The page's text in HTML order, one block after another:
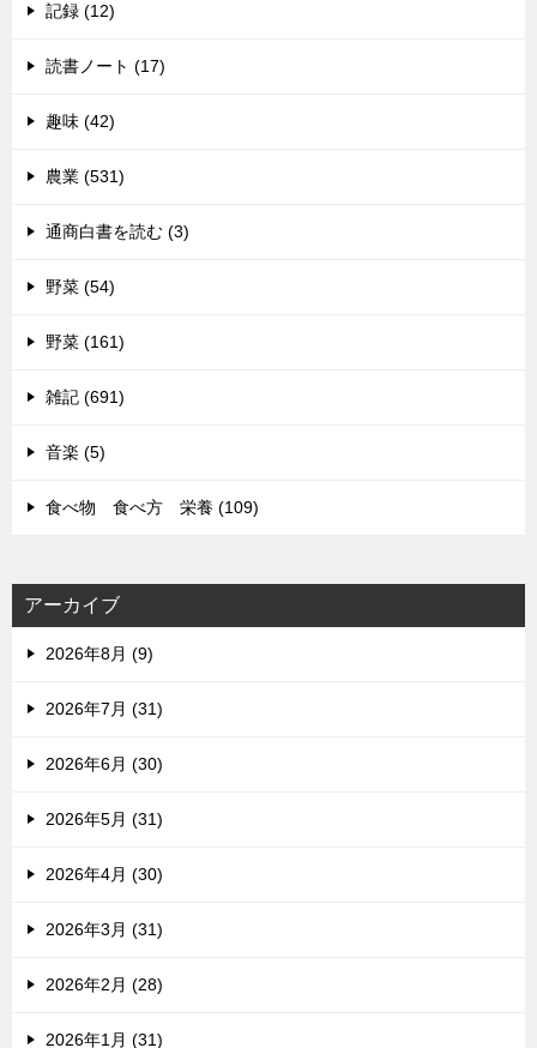
記録 (12)
読書ノート (17)
趣味 (42)
農業 (531)
通商白書を読む (3)
野菜 (54)
野菜 (161)
雑記 (691)
音楽 (5)
食べ物 食べ方 栄養 (109)
アーカイブ
2026年8月 (9)
2026年7月 (31)
2026年6月 (30)
2026年5月 (31)
2026年4月 (30)
2026年3月 (31)
2026年2月 (28)
2026年1月 (31)